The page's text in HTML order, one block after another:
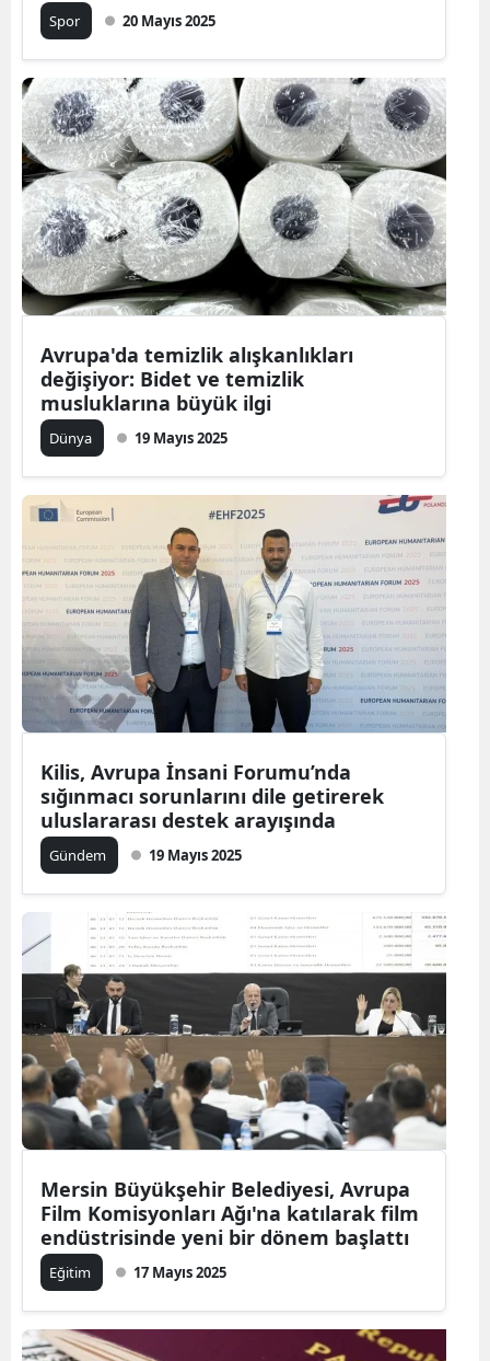
Spor 20 Mayıs 2025
Avrupa'da temizlik alışkanlıkları
değişiyor: Bidet ve temizlik
musluklarına büyük ilgi
Dünya 19 Mayıs 2025
Kilis, Avrupa İnsani Forumu’nda
sığınmacı sorunlarını dile getirerek
uluslararası destek arayışında
Gündem 19 Mayıs 2025
Mersin Büyükşehir Belediyesi, Avrupa
Film Komisyonları Ağı'na katılarak film
endüstrisinde yeni bir dönem başlattı
Eğitim 17 Mayıs 2025